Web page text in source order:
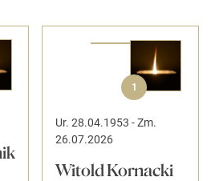
1
Ur. 28.04.1953 -Zm.
26.07.2026
Witold Kornacki